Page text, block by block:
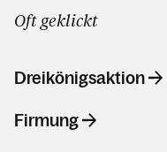
Oft geklickt
Dreikönigsaktion
Firmung